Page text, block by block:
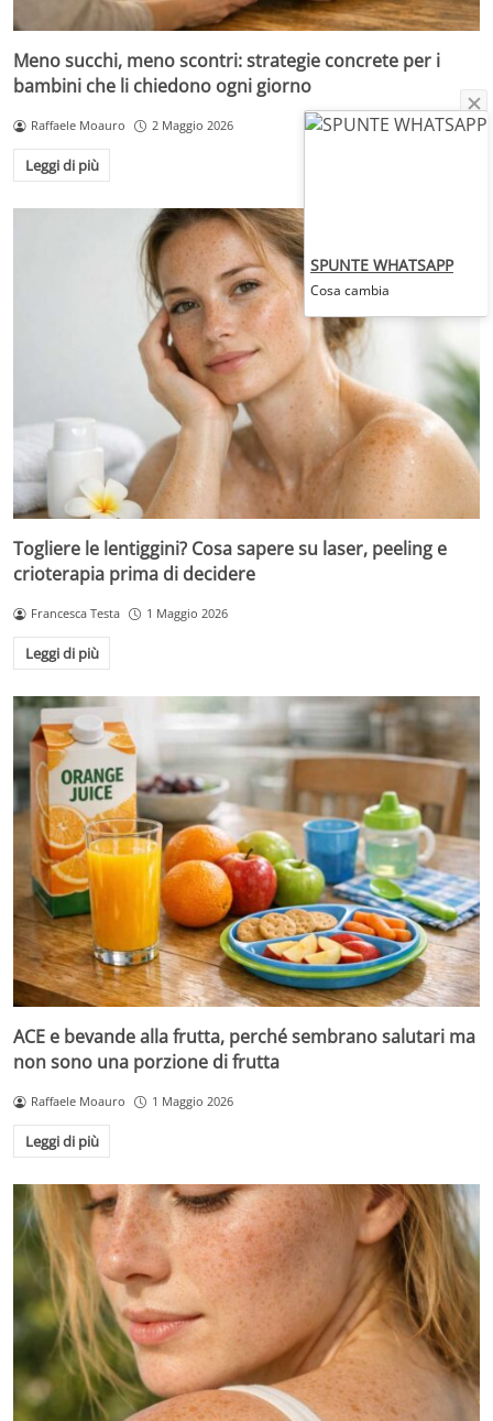
Meno succhi, meno scontri: strategie concrete per i
bambini che li chiedono ogni giorno
Raffaele Moauro 2 Maggio 2026
Leggi di più
Togliere le lentiggini? Cosa sapere su laser, peeling e
crioterapia prima di decidere
Francesca Testa 1 Maggio 2026
Leggi di più
ACE e bevande alla frutta, perché sembrano salutari ma
non sono una porzione di frutta
Raffaele Moauro 1 Maggio 2026
Leggi di più
SPUNTE WHATSAPP
Cosa cambia